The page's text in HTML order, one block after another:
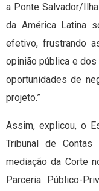
a Ponte Salvador/
da América Latina
efetivo, frustrando
opinião pública e
oportunidades de
projeto.”
Assim, explicou, o
Tribunal de
mediação da Corte
Parceria Público-